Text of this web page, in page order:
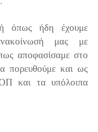
όπως ήδη έχουμε
μας με
αποφασίσαμε στο
πορευθούμε και ως
και τα υπόλοιπα